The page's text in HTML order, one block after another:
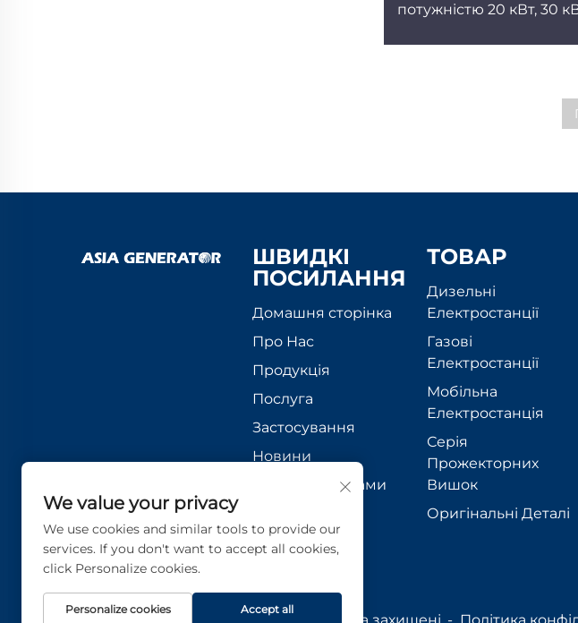
потужністю 20 кВт, 30
сільській місцевості,
ШВИДКІ
ПОСИЛАННЯ
Домашня сторінка
Про Нас
Продукція
Послуга
Застосування
Новини
Зв’язатися з нами
ТОВАР
Дизельні
Електростанції
Газові
Електростанції
Мобільна
Електростанція
Серія
Прожекторних
Вишок
Оригінальні Деталі
We value your privacy
We use cookies and similar tools to provide our
services. If you don't want to accept all cookies,
click Personalize cookies.
Personalize cookies Accept all